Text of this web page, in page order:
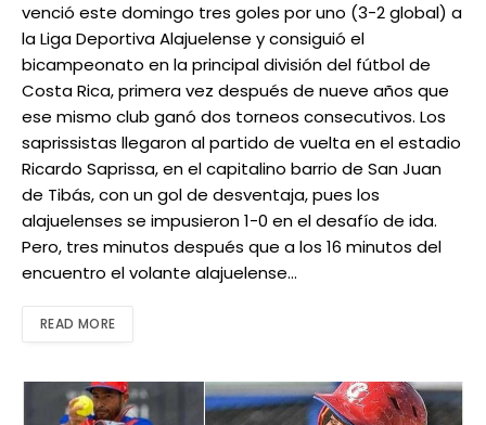
venció este domingo tres goles por uno (3-2 global) a
la Liga Deportiva Alajuelense y consiguió el
bicampeonato en la principal división del fútbol de
Costa Rica, primera vez después de nueve años que
ese mismo club ganó dos torneos consecutivos. Los
saprissistas llegaron al partido de vuelta en el estadio
Ricardo Saprissa, en el capitalino barrio de San Juan
de Tibás, con un gol de desventaja, pues los
alajuelenses se impusieron 1-0 en el desafío de ida.
Pero, tres minutos después que a los 16 minutos del
encuentro el volante alajuelense…
READ MORE